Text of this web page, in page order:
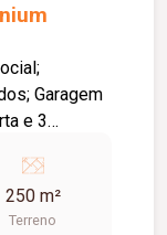
Garagem
e 3
250 m²
Terreno